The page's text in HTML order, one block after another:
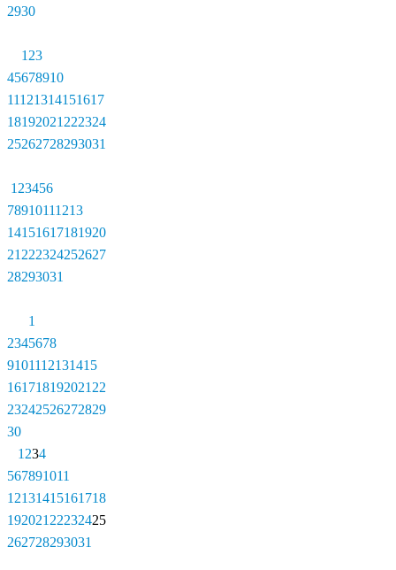
2930
1 23
45678910
11121314151617
18192021 222324
25262728293031
1 23456
78910111213
14151617181920
21 222324252627
28293031
1
2345678
9101112131415
161718192021 22
23242526272829
30
1 234
567891011
12131415161718
192021 22232425
262728293031